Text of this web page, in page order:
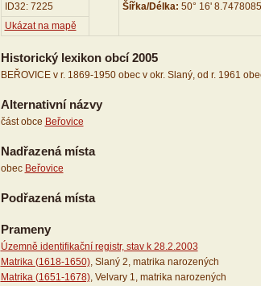
ID32: 7225
Šířka/Délka: 50° 16'
Ukázat na mapě
Historický lexikon obcí 2005
BEŘOVICE v r. 1869-1950 obec v okr. Slaný, od r. 1961
Alternativní názvy
část obce Beřovice
Nadřazená místa
obec Beřovice
Podřazená místa
Prameny
Územně identifikační registr, stav k 28.2.2003
Matrika (1618-1650), Slaný 2, matrika narozených
Matrika (1651-1678), Velvary 1, matrika narozených